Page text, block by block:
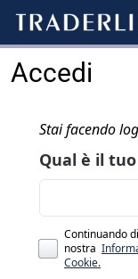
Accedi